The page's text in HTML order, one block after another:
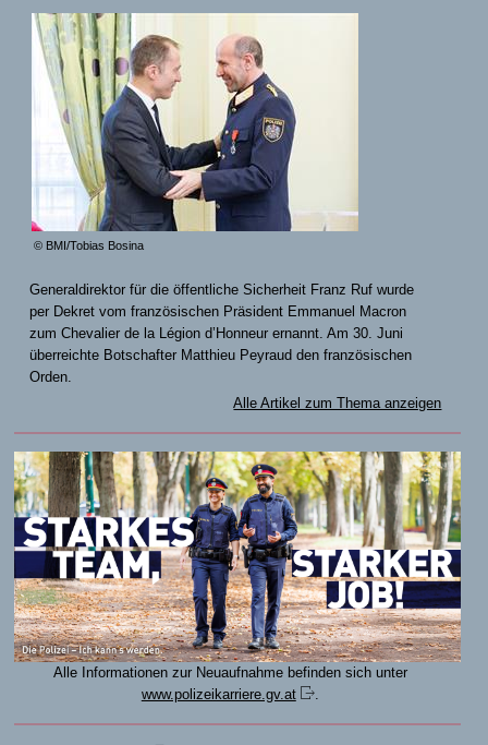
© BMI/Tobias Bosina
Generaldirektor für die öffentliche Sicherheit Franz Ruf wurde
per Dekret vom französischen Präsident Emmanuel Macron
zum Chevalier de la Légion d’Honneur ernannt. Am 30. Juni
überreichte Botschafter Matthieu Peyraud den französischen
Orden.
Alle Artikel zum Thema anzeigen
Alle Informationen zur Neuaufnahme befinden sich unter
www.polizeikarriere.gv.at
.